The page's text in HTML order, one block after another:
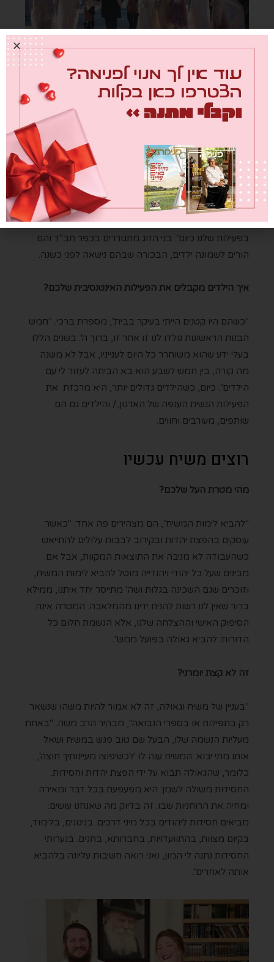
תמונה משפחתית. קרדיט צילום: יונתן הלפרין
ברכי (42) היא בת לזוג בעלי תשובה, עולים מארצות
הברית. אמה חזרה בתשובה דרך חב"ד בקמפוס
באוניברסיטה שבה למדה. "הפעילות שלנו עם סטודנטים
היא סגירת מעגל מעניינת", היא מחייכת. "משפחתי
חב"דניקית, אבל אני למדתי בבית יעקב כלל חסידי, שם
למדו בנות מכל הזרמים, וכך הכרתי הרבה זרמים ביהדות
והרבה סוגים של אנשים. אני חושבת שזה מסייע לי מאוד
בפעילות שלנו כיום". בני הזוג מתגוררים בכפר חב"ד והם
הורים לשמונה ילדים, הבכורה שבהם נישאה לפני כשנה.
איך הילדים מקבלים את הפעילות האינטנסיבית שלכם?
"כשהם היו קטנים הייתי בעיקר בבית", מספרת ברכי. "חמש
הבנות הראשונות נולדו לנו זו אחר זו, ברוך ה'. בשנים הללו
בעלי ידע שהוא משוחרר כל היום לענייניו, אבל לא משנה
מה קורה, בין חמש לשבע הוא בא הביתה לעזור לי עם
הילדים". כיום, כשהילדים גדולים יותר, היא מרכזת את
הפעילות הנשית הענפה של הארגון,/ והילדים גם הם
שותפים, מעורבים וחווים.
רוצים משיח עכשיו
מהי מטרת העל שלכם?
"להביא לימות המשיח", הם מצהירים פה אחד. "כאשר
עוסקים בהפצת יהדות ובקירוב לבבות עלולים להתייאש
כשהעבודה לא מניבה את התוצאות המקוות, אבל אם
מבינים שעל כל יהודי ויהודייה מוטל להביא לימות המשיח,
וזוכרים שגם השכינה בגלות ושה' מתייסר יחד איתנו, ממילא
ברור שאין לנו רשות להניח ידינו מהמלאכה. המטרה אינה
הסיפוק האישי וההצלחה שלנו, אלא הגשמת חלום כל
הדורות: להביא גאולה בפועל ממש".
זה לא קצת יומרני?
"בעניין של משיח וגאולה, זה לא אמור להיות משהו שנשאר
רק בתפילות או בספרי הנבואה", מבהיר הרב משה. "באחת
מעליות הנשמה שלו, הבעל שם טוב פגש במשיח ושאל
אותו מתי יבוא. המשיח ענה לו 'לכשיפוצו מעיינותיך חוצה',
כלומר, שהגאולה תבוא על ידי הפצת יהדות וחסידות.
החסידות משולה לשמן: היא מפעפעת בכל דבר ומאירה
ומחיה את הרוחניות שבו. זה בדיוק מה שאנחנו עושים:
מביאים חסידות ליהודים בכל מיני דרכים. בניגונים, בלימוד,
בקיום מצוות, בהתוועדויות, בחברותא, בחגים. בנערותי
החסידות נתנה לי המון, ואני רואה חשיבות עליונה בלהביא
אותה לאחרים".